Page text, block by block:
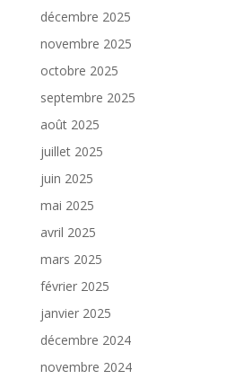
décembre 2025
novembre 2025
octobre 2025
septembre 2025
août 2025
juillet 2025
juin 2025
mai 2025
avril 2025
mars 2025
février 2025
janvier 2025
décembre 2024
novembre 2024